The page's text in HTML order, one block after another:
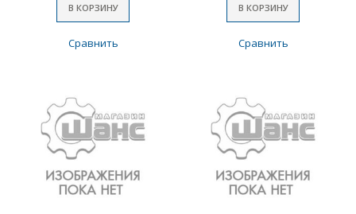
В КОРЗИНУ
Сравнить
В КОРЗИНУ
Сравнить